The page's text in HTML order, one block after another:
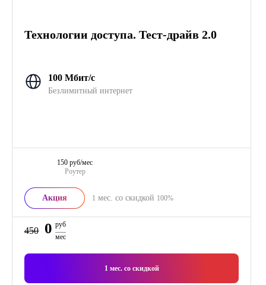
Технологии доступа. Тест-драйв 2.0
100 Мбит/с
Безлимитный интернет
Роутер
150 руб/мес
Акция 1 мес. со скидкой 100%
450 0 руб
мес
1мес. со скидкой